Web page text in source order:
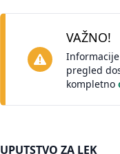
VAŽNO!
pregled
kompletno
UPUTSTVO ZA LEK